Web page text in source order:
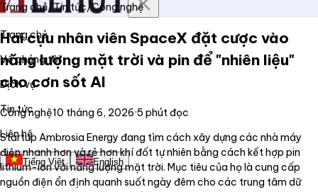
Trang chủ
Về chúng tôi
Dịch vụ
Tin tức
Liên hệ
Tiếng Việt English
Trang chủ/Tin tức/Công nghệ
Hai cựu nhân viên SpaceX đặt cược vào
năng lượng mặt trời và pin để "nhiên liệu"
cho cơn sốt AI
Công nghệ10 tháng 6, 2026·5 phút đọc
Startup Ambrosia Energy đang tìm cách xây dựng các nhà máy
điện nhanh hơn và rẻ hơn khí đốt tự nhiên bằng cách kết hợp pin
lithium-ion với năng lượng mặt trời. Mục tiêu của họ là cung cấp
nguồn điện ổn định quanh suốt ngày đêm cho các trung tâm dữ